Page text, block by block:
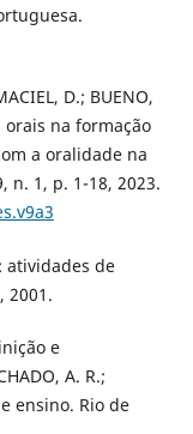
D.; BUENO,
orais na formação
a oralidade na
n. 1, p. 1-18, 2023.
atividades de
2001.
e
A. R.;
ensino. Rio de